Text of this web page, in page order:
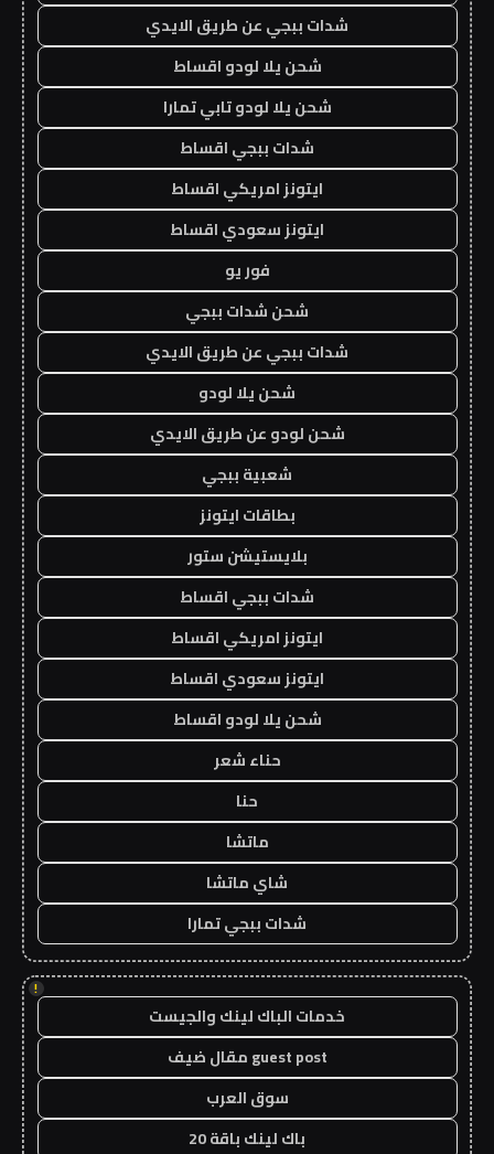
شدات ببجي عن طريق الايدي
شحن يلا لودو اقساط
شحن يلا لودو تابي تمارا
شدات ببجي اقساط
ايتونز امريكي اقساط
ايتونز سعودي اقساط
فور يو
شحن شدات ببجي
شدات ببجي عن طريق الايدي
شحن يلا لودو
شحن لودو عن طريق الايدي
شعبية ببجي
بطاقات ايتونز
بلايستيشن ستور
شدات ببجي اقساط
ايتونز امريكي اقساط
ايتونز سعودي اقساط
شحن يلا لودو اقساط
حناء شعر
حنا
ماتشا
شاي ماتشا
شدات ببجي تمارا
!
خدمات الباك لينك والجيست
guest post مقال ضيف
سوق العرب
باك لينك باقة 20